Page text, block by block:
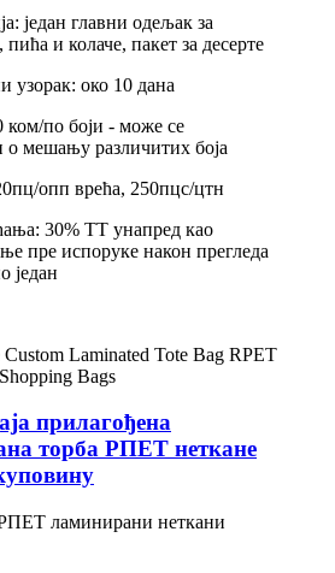
један главни одељак за
и колаче, пакет за десерте
узорак: око 10 дана
по боји - може се
о мешању различитих боја
опп врећа, 250пцс/цтн
30% ТТ унапред као
пре испоруке након прегледа
један
прилагођена
торба РПЕТ неткане
ламинирани неткани